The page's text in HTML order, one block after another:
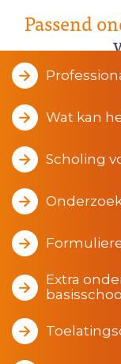
Passend
Wat kan
Scholing
Extra
basisschool